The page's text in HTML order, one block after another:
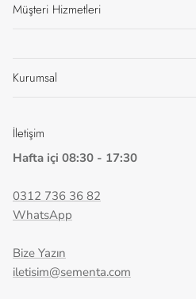
Müşteri Hizmetleri
Kurumsal
İletişim
Hafta içi 08:30 - 17:30
0312 736 36 82
WhatsApp
Bize Yazın
iletisim@sementa.com